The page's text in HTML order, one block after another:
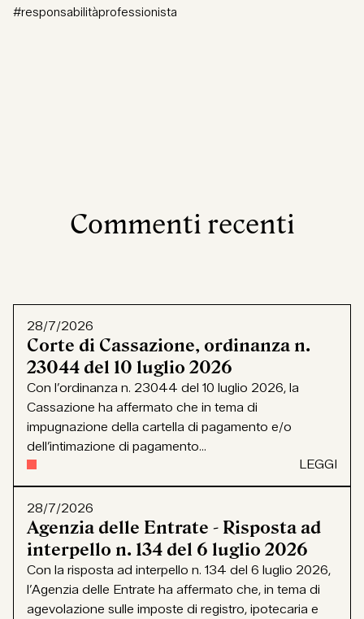
#responsabilitàprofessionista
Commenti recenti
28/7/2026
Corte di Cassazione, ordinanza n.
23044 del 10 luglio 2026
Con l’ordinanza n. 23044 del 10 luglio 2026, la
Cassazione ha affermato che in tema di
impugnazione della cartella di pagamento e/o
dell’intimazione di pagamento...
LEGGI
28/7/2026
Agenzia delle Entrate - Risposta ad
interpello n. 134 del 6 luglio 2026
Con la risposta ad interpello n. 134 del 6 luglio 2026,
l’Agenzia delle Entrate ha affermato che, in tema di
agevolazione sulle imposte di registro, ipotecaria e